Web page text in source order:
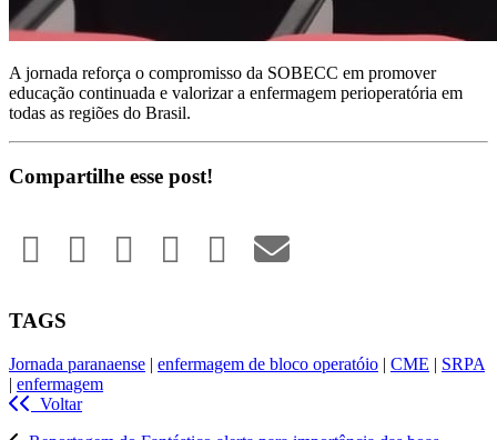
A jornada reforça o compromisso da SOBECC em promover
educação continuada e valorizar a enfermagem perioperatória em
todas as regiões do Brasil.
Compartilhe esse post!
TAGS
Jornada paranaense | enfermagem de bloco operatóio | CME | SRPA
| enfermagem
Voltar